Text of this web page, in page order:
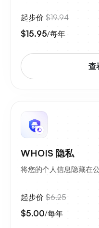
起步价 $19.94
$15.95/每年
查
WHOIS 隐私
将您的个人信息隐藏在
起步价 $6.25
$5.00/每年